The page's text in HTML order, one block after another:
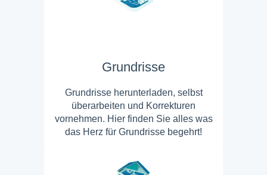
Grundrisse
Grundrisse herunterladen, selbst
überarbeiten und Korrekturen
vornehmen. Hier finden Sie alles was
das Herz für Grundrisse begehrt!